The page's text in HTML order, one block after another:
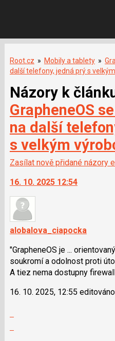
Root.cz » Mobily a tablety »
další telefony, jedná prý s
Názory k
GrapheneOS
na další
s velkým
Zasílat nově přidané názory
16. 10. 2025 12:54
alobalova_ciapocka
"GrapheneOS je ...
soukromí a odolnost proti
A tiez nema dostupny
16. 10. 2025, 12:55